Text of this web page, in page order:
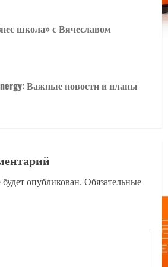
школа» с Вячеславом
Важные новости и планы
опубликован. Обязательные